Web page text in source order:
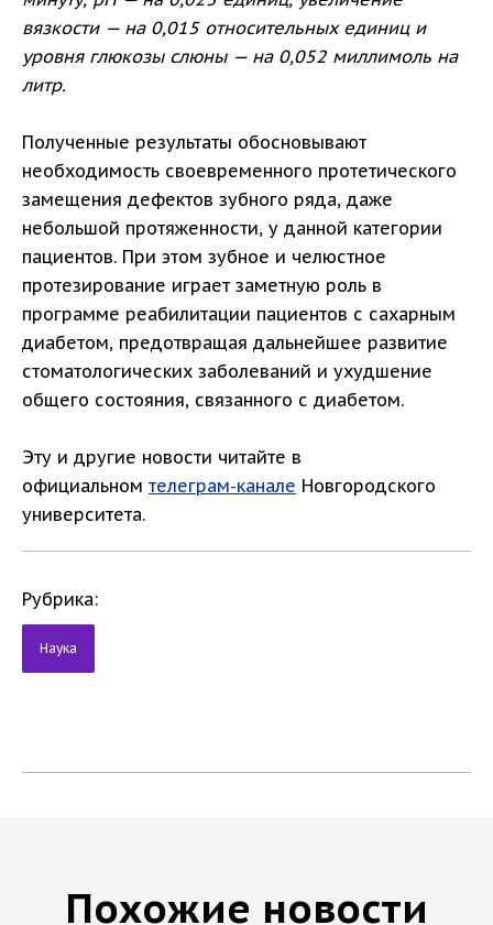
вязкости — на 0,015 относительных единиц и
уровня глюкозы слюны — на 0,052 миллимоль на
литр.
Полученные результаты обосновывают
необходимость своевременного протетического
замещения дефектов зубного ряда, даже
небольшой протяженности, у данной категории
пациентов. При этом зубное и челюстное
протезирование играет заметную роль в
программе реабилитации пациентов с сахарным
диабетом, предотвращая дальнейшее развитие
стоматологических заболеваний и ухудшение
общего состояния, связанного с диабетом.
Эту и другие новости читайте в
официальном телеграм-канале Новгородского
университета.
Рубрика:
Наука
Похожие новости